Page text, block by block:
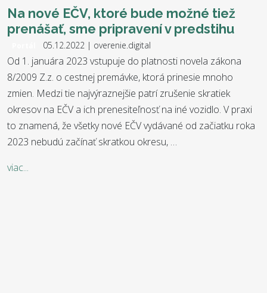
Na nové EČV, ktoré bude možné tiež
prenášať, sme pripravení v predstihu
05.12.2022 | overenie.digital
Od 1. januára 2023 vstupuje do platnosti novela zákona
8/2009 Z.z. o cestnej premávke, ktorá prinesie mnoho
zmien. Medzi tie najvýraznejšie patrí zrušenie skratiek
okresov na EČV a ich prenesiteľnosť na iné vozidlo. V praxi
to znamená, že všetky nové EČV vydávané od začiatku roka
2023 nebudú začínať skratkou okresu, …
viac...